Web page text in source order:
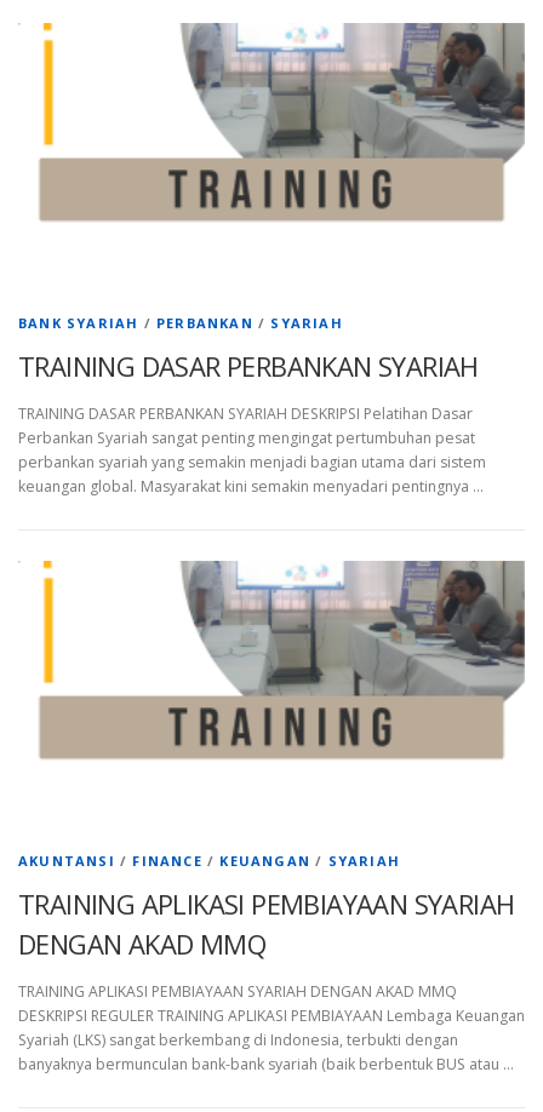
BANK SYARIAH / PERBANKAN / SYARIAH
TRAINING DASAR PERBANKAN SYARIAH
TRAINING DASAR PERBANKAN SYARIAH DESKRIPSI Pelatihan Dasar
Perbankan Syariah sangat penting mengingat pertumbuhan pesat
perbankan syariah yang semakin menjadi bagian utama dari sistem
keuangan global. Masyarakat kini semakin menyadari pentingnya …
AKUNTANSI / FINANCE / KEUANGAN / SYARIAH
TRAINING APLIKASI PEMBIAYAAN SYARIAH
DENGAN AKAD MMQ
TRAINING APLIKASI PEMBIAYAAN SYARIAH DENGAN AKAD MMQ
DESKRIPSI REGULER TRAINING APLIKASI PEMBIAYAAN Lembaga Keuangan
Syariah (LKS) sangat berkembang di Indonesia, terbukti dengan
banyaknya bermunculan bank-bank syariah (baik berbentuk BUS atau …